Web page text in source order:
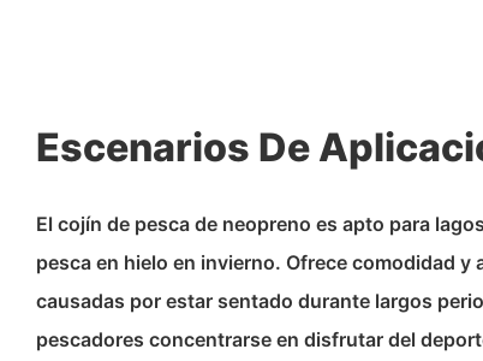
Escenarios De
El cojín de pesca de neopreno es apto para
pesca en hielo en invierno. Ofrece comodidad y
causadas por estar sentado durante largos
pescadores concentrarse en disfrutar del